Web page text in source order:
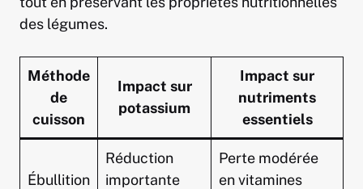
des légumes.
Méthode
de
cuisson
Impact sur
potassium
Impact sur
nutriments
essentiels
Ébullition
Réduction
importante
Perte modérée
en vitamines